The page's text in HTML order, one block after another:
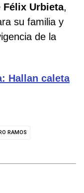
Félix Urbieta,
su familia y
de la
Hallan caleta
RAMOS